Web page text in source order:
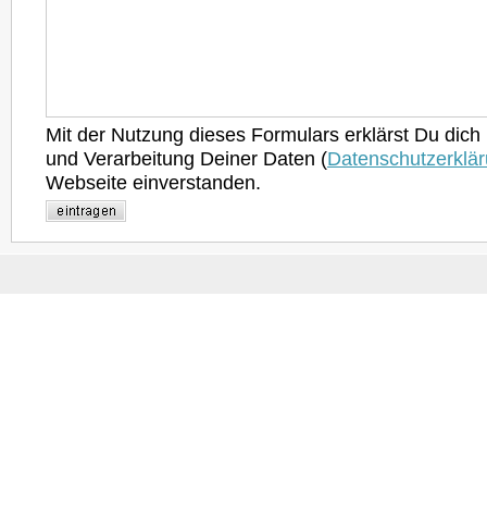
Mit der Nutzung dieses Formulars erklärst Du
und Verarbeitung Deiner Daten (
Webseite einverstanden.